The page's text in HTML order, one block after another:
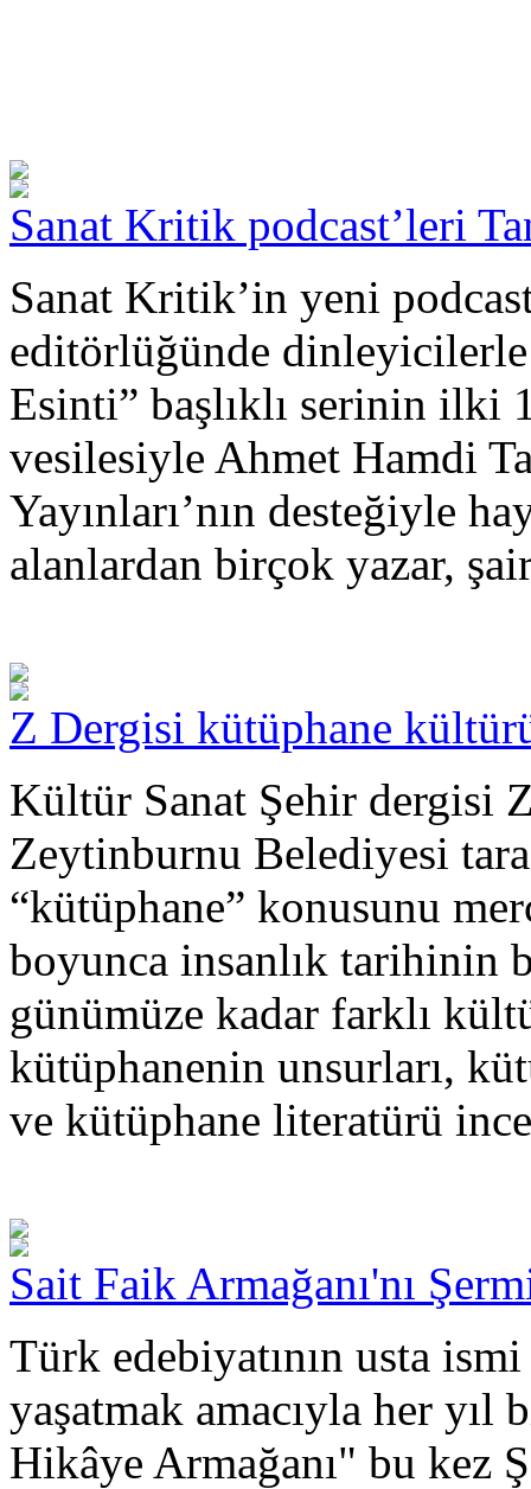
Sanat Kritik podcast’leri
Sanat Kritik’in yeni
editörlüğünde dinleyicilerle
Esinti” başlıklı serinin ilki
vesilesiyle Ahmet Hamdi
Yayınları’nın desteğiyle
alanlardan birçok yazar,
Z Dergisi kütüphane
Kültür Sanat Şehir dergisi
Zeytinburnu Belediyesi
“kütüphane” konusunu
boyunca insanlık tarihinin
günümüze kadar farklı
kütüphanenin unsurları,
ve kütüphane literatürü
Sait Faik Armağanı'nı
Türk edebiyatının usta ismi
yaşatmak amacıyla her
Hikâye Armağanı" bu kez